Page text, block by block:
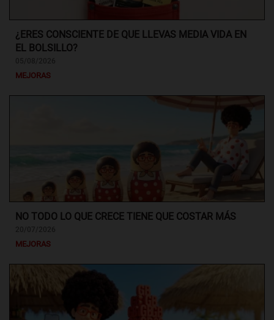
¿ERES CONSCIENTE DE QUE LLEVAS MEDIA VIDA EN
EL BOLSILLO?
MEJORAS
NO TODO LO QUE CRECE TIENE QUE COSTAR MÁS
MEJORAS